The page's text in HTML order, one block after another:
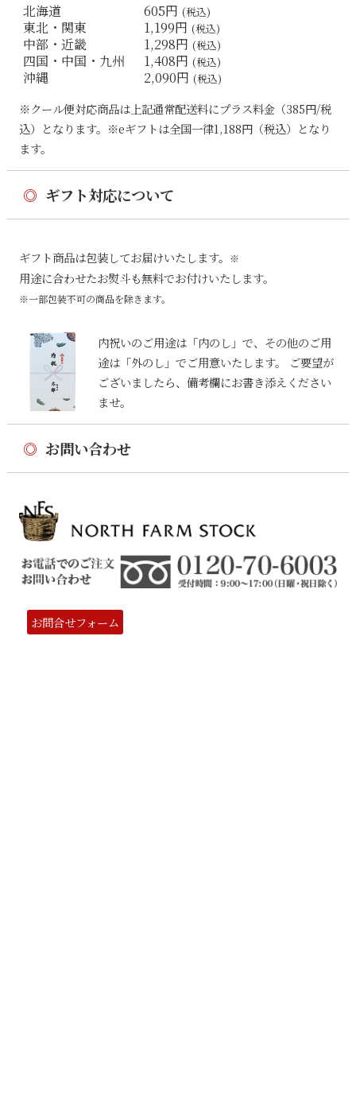
北海道 605円 (税込)
東北・関東 1,199円 (税込)
中部・近畿 1,298円 (税込)
四国・中国・九州 1,408円 (税込)
沖縄 2,090円 (税込)
※クール便対応商品は上記通常配送料にプラス料金（385円/税
込）となります。※eギフトは全国一律1,188円（税込）となり
ます。
◎ ギフト対応について
ギフト商品は包装してお届けいたします。 ※
用途に合わせたお熨斗も無料でお付けいたします。
※一部包装不可の商品を除きます。
内祝いのご用途は「内のし」で、その他のご用
途は「外のし」でご用意いたします。 ご要望が
ございましたら、備考欄にお書き添えください
ませ。
◎ お問い合わせ
お問合せフォーム